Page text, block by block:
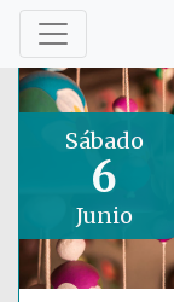
Sábado
6
Junio